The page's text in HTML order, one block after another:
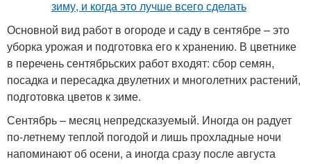
Основной вид работ в огороде и саду в сентябре – это
уборка урожая и подготовка его к хранению. В цветнике
в перечень сентябрьских работ входят: сбор семян,
посадка и пересадка двулетних и многолетних растений,
подготовка цветов к зиме.
Сентябрь – месяц непредсказуемый. Иногда он радует
по-летнему теплой погодой и лишь прохладные ночи
напоминают об осени, а иногда сразу после августа